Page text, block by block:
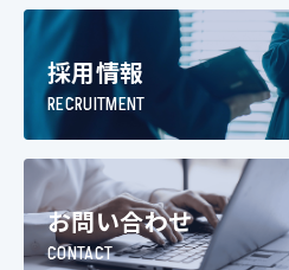
採用情報
RECRUITMENT
お問い合わせ
CONTACT